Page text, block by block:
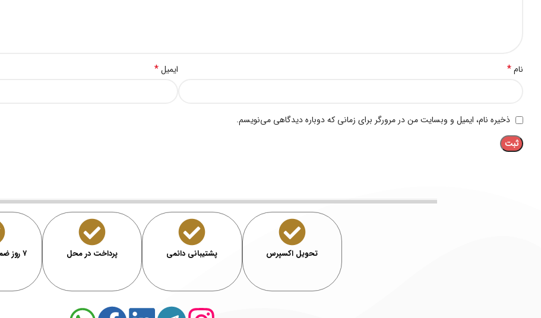
نام* ایمیل*
ذخیره نام، ایمیل و وبسایت من در مرورگر برای زمانی که دوباره دیدگاهی می‌نویسم.
تحویل اکسپرس پشتیبانی دائمی پرداخت در محل ۷ روز ضمانت بازگشت